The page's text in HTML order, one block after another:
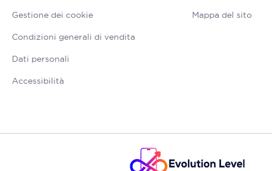
Gestione dei cookie
Condizioni generali di vendita
Dati personali
Accessibilità
Mappa del sito